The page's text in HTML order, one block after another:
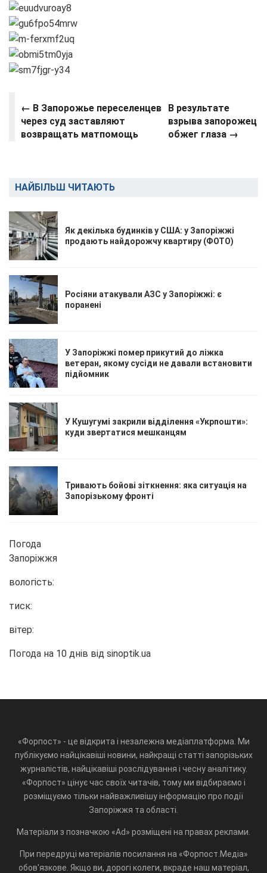
← В Запорожье переселенцев
через суд заставляют
возвращать матпомощь
В результате
взрыва запорожец
обжег глаза →
НАЙБІЛЬШ ЧИТАЮТЬ
Як декілька будинків у США: у Запоріжжі
продають найдорожчу квартиру (ФОТО)
Росіяни атакували АЗС у Запоріжжі: є
поранені
У Запоріжжі помер прикутий до ліжка
ветеран, якому сусіди не давали встановити
підйомник
У Кушугумі закрили відділення «Укрпошти»:
куди звертатися мешканцям
Тривають бойові зіткнення: яка ситуація на
Запорізькому фронті
Погода
Запоріжжя
вологість:
тиск:
вітер:
Погода на 10 днів від sinoptik.ua
«Форпост» - це відкрита і незалежна медіаплатформа. Ми
публікуємо найцікавіші новини, найкращі статті запорізьких
журналістів, найцікавіші розслідування і чесну аналітику.
«Форпост» цінує час своїх читачів, тому ми відбираємо і
розміщуємо тільки найважливішу інформацію про події
Запоріжжя та області.
Матеріали з позначкою «Ad» розміщені на правах реклами.
При передруці матеріалів посилання на «Форпост.Медіа»
обов'язкове. Якщо ви, дорогі колеги, вкраде наш матеріал,